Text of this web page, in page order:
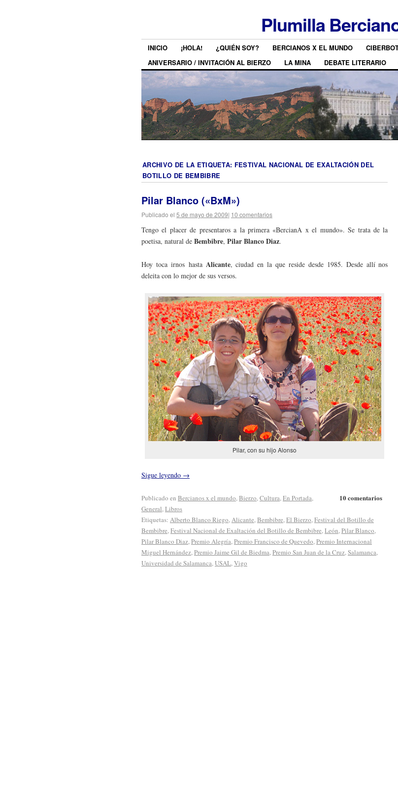
Plumilla
INICIO ¡HOLA! ¿QUIÉN SOY? BERCIANOS X EL MUNDO
ANIVERSARIO / INVITACIÓN AL BIERZO
LA MINA DEBATE LITERARIO
ARCHIVO DE LA ETIQUETA: FESTIVAL NACIONAL DE EXALTACIÓN DEL
BOTILLO DE BEMBIBRE
Pilar Blanco («BxM»)
Publicado el 5 de mayo de 2009| 10 comentarios
Tengo el placer de presentaros a la primera «BercianA x el mundo». Se trata de la
poetisa, natural de Bembibre, Pilar Blanco Diaz.
Hoy toca irnos hasta Alicante, ciudad en la que reside desde 1985. Desde allí nos
deleita con lo mejor de sus versos.
Pilar, con su hijo Alonso
Sigue leyendo →
10 comentarios
Publicado en Bercianos x el mundo, Bierzo, Cultura, En Portada,
General, Libros
Etiquetas: Alberto Blanco Riego, Alicante, Bembibre, El Bierzo, Festival del Botillo de
Bembibre, Festival Nacional de Exaltación del Botillo de Bembibre, León, Pilar Blanco,
Pilar Blanco Diaz, Premio Alegría, Premio Francisco de Quevedo, Premio Internacional
Miguel Hernández, Premio Jaime Gil de Biedma, Premio San Juan de la Cruz, Salamanca,
Universidad de Salamanca, USAL, Vigo